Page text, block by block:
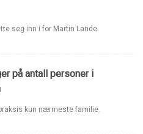
seg inn i for Martin Lande.
på antall personer i
kun nærmeste familie.